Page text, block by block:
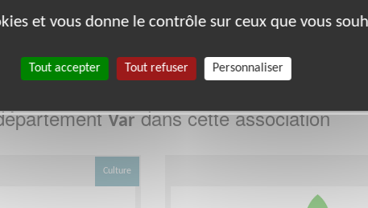
35 38 44 49 63 67 69 74 83
Vardans cette association
Culture
et vous donne le contrôle sur ceux que vous
Tout accepter Tout refuser Personnaliser